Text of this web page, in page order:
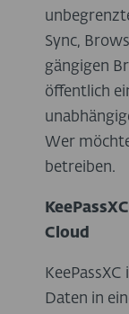
Sync,
gängigen
öffentlich
Wer
betreiben.
Cloud
Daten in